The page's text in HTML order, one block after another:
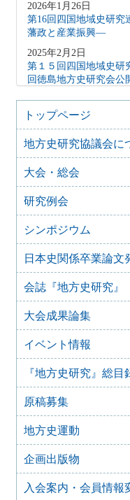
2026年1月26日
第16回四国地域史研
藩政と産業振興―
2025年2月2日
第１５回四国地域史研
回徳島地方史研究会
2024年10月27日
地方史研究協議会歴
史教育
2024年8月9日
歴史シンポジウム 水
う場を考える
2024年4月16日
四国地域史研究連絡協
記念大会 古代四国に
7月29日）
2023年2月25日
【オンライン】群馬歴
料ネット） 群馬県立
文化遺産フォーラム
2022年8月28日
第 17 回シンポジウム
開催のお知らせ
2022年6月9日
料保存利用問題シンポ
新潮流」
2022年2月22日
首都圏形成史研究会
から東京へ」
トップページ
地方史研究協議会に
大会・総会
研究例会
シンポジウム
日本史関係卒業論文
会誌『地方史研究』
大会成果論集
イベント情報
『地方史研究』総目
原稿募集
地方史運動
企画出版物
入会案内・会員情報